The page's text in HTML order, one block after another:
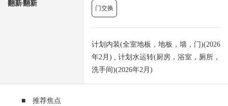
翻新⁄翻新
门交换
计划内装(全室地板，地板，墙，门)(2026
年2月) , 计划水运转(厨房，浴室，厕所，
洗手间)(2026年2月)
■ 推荐焦点